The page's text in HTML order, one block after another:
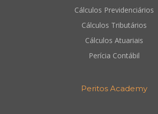
Cálculos Previdenciários
Cálculos Tributários
Cálculos Atuariais
Perícia Contábil
Peritos Academy